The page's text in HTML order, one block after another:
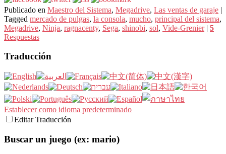
Publicado en Maestro del Sistema, Megadrive, Las ventas de garaje |
Tagged mercado de pulgas, la consola, mucho, principal del sistema,
Megadrive, Ninja, ragnacenty, Sega, shinobi, sol, Vide-Grenier | 5
Respuestas
Traducción
Establecer como idioma predeterminado
Editar Traducción
Buscar un juego (ex: mario)